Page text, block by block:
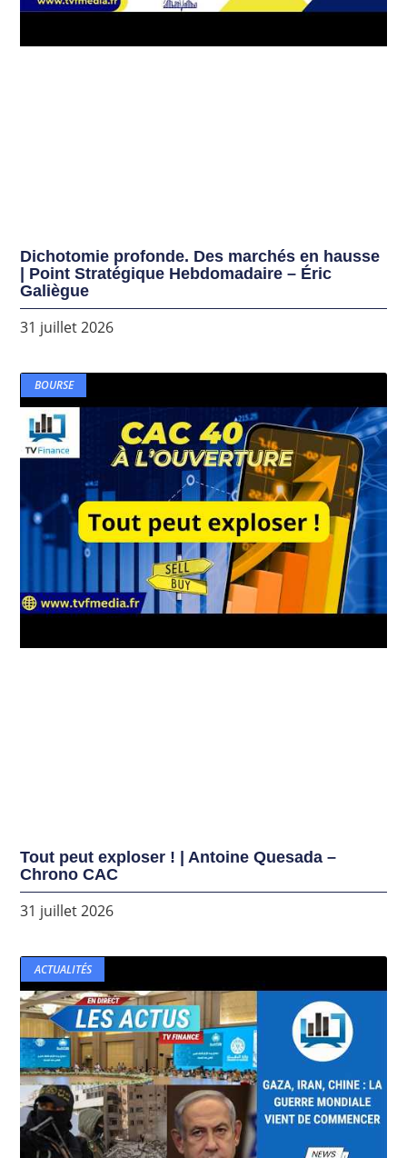
Dichotomie profonde. Des marchés en hausse
| Point Stratégique Hebdomadaire – Éric
Galiègue
31 juillet 2026
BOURSE
Tout peut exploser ! | Antoine Quesada –
Chrono CAC
31 juillet 2026
ACTUALITÉS